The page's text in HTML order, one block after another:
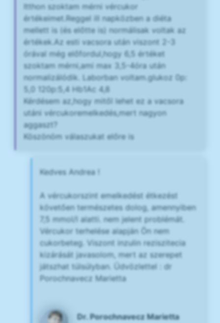
Itthon szoktam mérni vércukor
értékeimet.Reggel ill napközben a diéta
mellett is (és előtte is) normálisak voltak az
értékek.Az esti vacsora után viszont 2-3
órával még előfordul,hogy 6,5 értéket
szoktam mérni,ami max 3,5-4óra után
normalizálódik. Laborban voltam.glukoz 0p:
5,0 120p:5,4 Hb1Ac 4,8
Kérdésem az,hogy mitől lehet ez a vacsora
utáni vércukoremelkedés,mert nagyon
aggaszt?
Köszönöm válaszukat előre is
Kedves Andrea !
A vércukorszint emelkedést étkezést
követően természetes dolog, amennyiben
7,5 mmol/l alatti. nem jelent problémát.
Vércukor terhelése alapján Ön nem
cukorbeteg. Viszont inzulin reziszitecia
kizárását javasolom, mert az szerepet
játszhat túlsúlyban. Üdvözlettel : dr
Porochnavecz Marietta
Dr. Porochnavecz Marietta